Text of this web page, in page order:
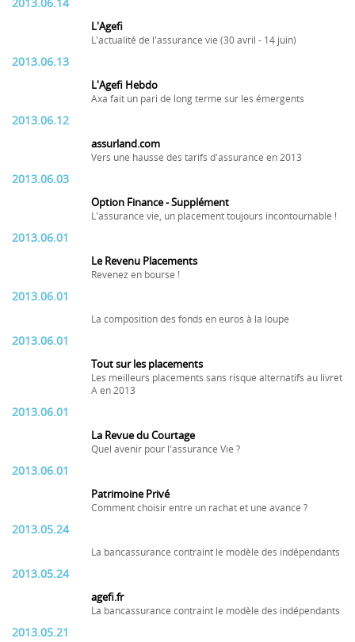
2013.06.14
L'Agefi
L'actualité de l'assurance vie (30 avril - 14 juin)
2013.06.13
L'Agefi Hebdo
Axa fait un pari de long terme sur les émergents
2013.06.12
assurland.com
Vers une hausse des tarifs d'assurance en 2013
2013.06.03
Option Finance - Supplément
L'assurance vie, un placement toujours incontournable !
2013.06.01
Le Revenu Placements
Revenez en bourse !
2013.06.01
La composition des fonds en euros à la loupe
2013.06.01
Tout sur les placements
Les meilleurs placements sans risque alternatifs au livret
A en 2013
2013.06.01
La Revue du Courtage
Quel avenir pour l'assurance Vie ?
2013.06.01
Patrimoine Privé
Comment choisir entre un rachat et une avance ?
2013.05.24
La bancassurance contraint le modèle des indépendants
2013.05.24
agefi.fr
La bancassurance contraint le modèle des indépendants
2013.05.21